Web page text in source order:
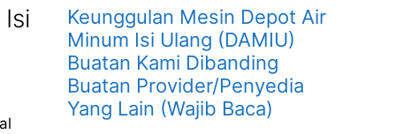
Keunggulan Mesin Depot Air
Minum Isi Ulang (DAMIU)
Buatan Kami Dibanding
Buatan Provider/Penyedia
Yang Lain (Wajib Baca)